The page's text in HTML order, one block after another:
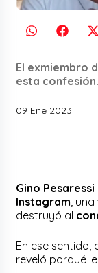
El exmiembro
esta confesión.
09 Ene 2023
Gino Pesaressi
Instagram , una
destruyó al
En ese sentido,
reveló porqué